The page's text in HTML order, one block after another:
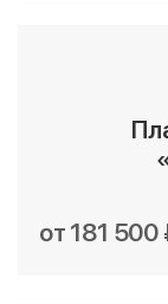
от 181 500